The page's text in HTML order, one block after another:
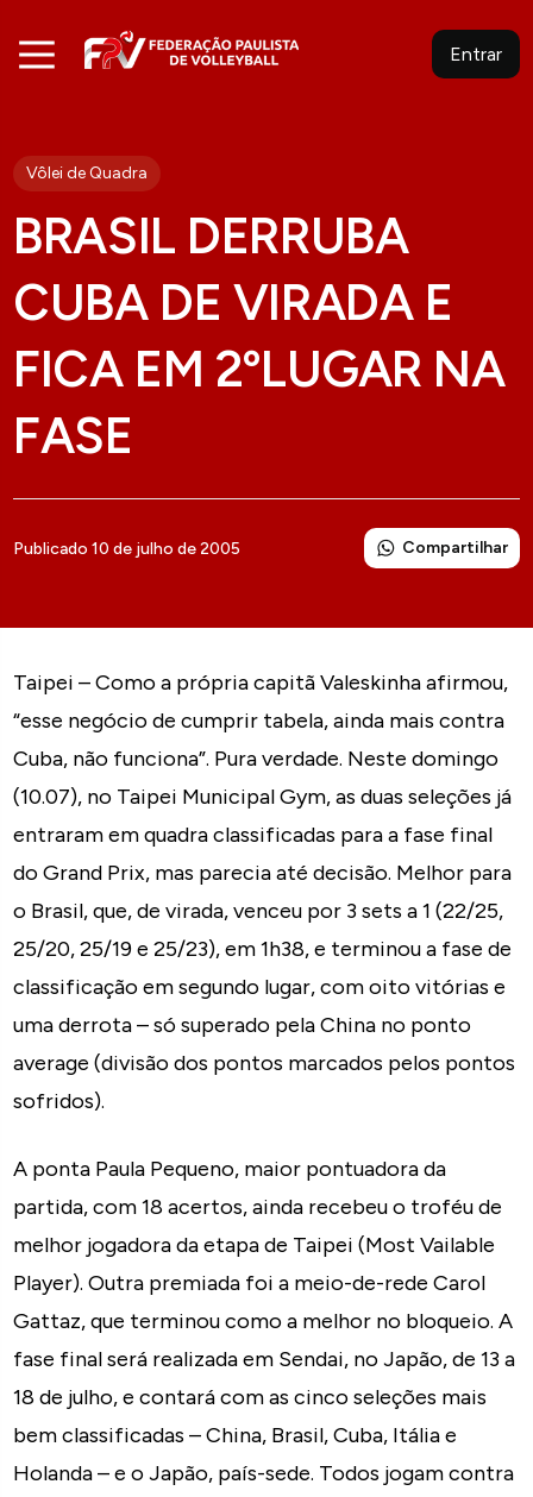
Entrar
Vôlei de Quadra
BRASIL DERRUBA
CUBA DE VIRADA E
FICA EM 2ºLUGAR NA
FASE
Publicado 10 de julho de 2005 Compartilhar
Taipei – Como a própria capitã Valeskinha afirmou,
“esse negócio de cumprir tabela, ainda mais contra
Cuba, não funciona”. Pura verdade. Neste domingo
(10.07), no Taipei Municipal Gym, as duas seleções já
entraram em quadra classificadas para a fase final
do Grand Prix, mas parecia até decisão. Melhor para
o Brasil, que, de virada, venceu por 3 sets a 1 (22/25,
25/20, 25/19 e 25/23), em 1h38, e terminou a fase de
classificação em segundo lugar, com oito vitórias e
uma derrota – só superado pela China no ponto
average (divisão dos pontos marcados pelos pontos
sofridos).
A ponta Paula Pequeno, maior pontuadora da
partida, com 18 acertos, ainda recebeu o troféu de
melhor jogadora da etapa de Taipei (Most Vailable
Player). Outra premiada foi a meio-de-rede Carol
Gattaz, que terminou como a melhor no bloqueio. A
fase final será realizada em Sendai, no Japão, de 13 a
18 de julho, e contará com as cinco seleções mais
bem classificadas – China, Brasil, Cuba, Itália e
Holanda – e o Japão, país-sede. Todos jogam contra